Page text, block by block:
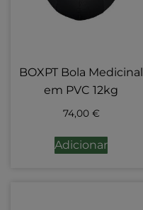
BOXPT Bola Medicinal
em PVC 12kg
74,00 €
Adicionar